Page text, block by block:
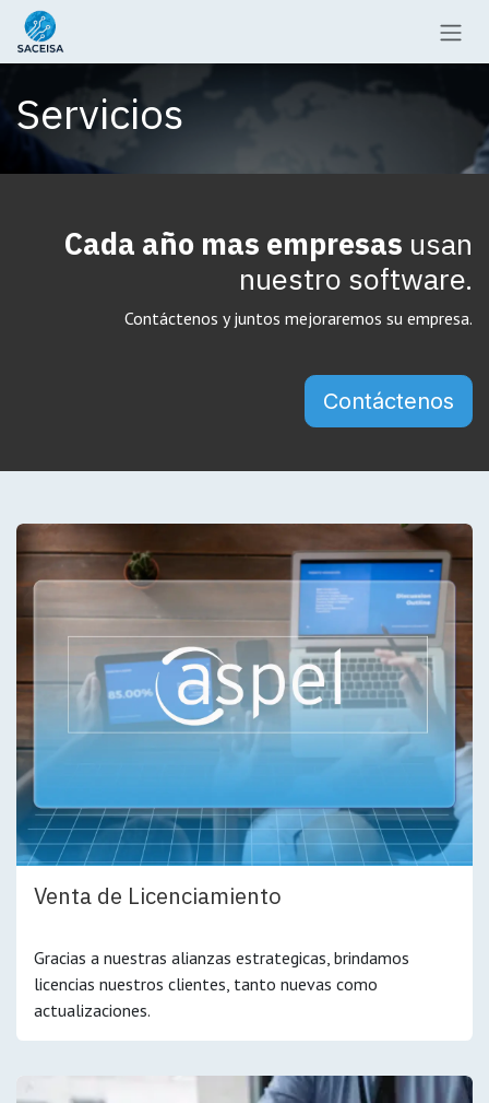
Ir al contenido
Servicios
Cada año mas empresas usan
nuestro software.
Contáctenos y juntos mejoraremos su empresa.
Contáctenos
Venta de Licenciamiento
Gracias a nuestras alianzas estrategicas, brindamos
licencias nuestros clientes, tanto nuevas como
actualizaciones.